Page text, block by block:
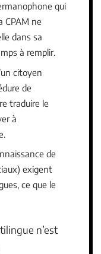
qui
CPAM ne
dans sa
à remplir.
citoyen
de
traduire le
à
de
exigent
ce que le
n’est